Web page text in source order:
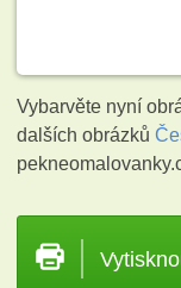
Vybarvěte nyní
dalších obrázků